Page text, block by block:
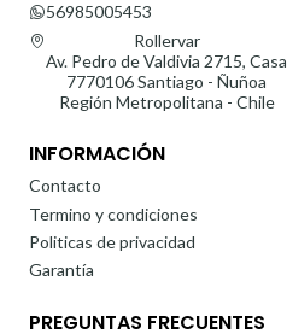
56985005453
Rollervar
Av. Pedro de Valdivia 2715, Casa
7770106 Santiago - Ñuñoa
Región Metropolitana - Chile
INFORMACIÓN
Contacto
Termino y condiciones
Politicas de privacidad
Garantía
PREGUNTAS FRECUENTES